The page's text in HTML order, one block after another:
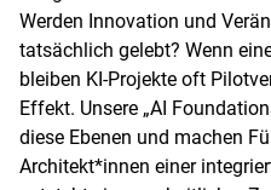
Werden Innovation und
tatsächlich gelebt? Wenn
bleiben KI-Projekte oft
Effekt. Unsere „AI
diese Ebenen und machen
Architekt*innen einer